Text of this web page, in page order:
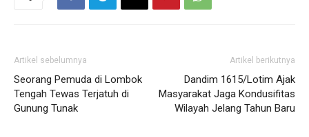
Artikel sebelumnya
Seorang Pemuda di Lombok
Tengah Tewas Terjatuh di
Gunung Tunak
Artikel berikutnya
Dandim 1615/Lotim Ajak
Masyarakat Jaga Kondusifitas
Wilayah Jelang Tahun Baru